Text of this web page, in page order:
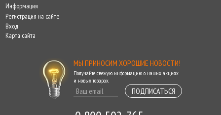
Информация
Регистрация на сайте
Вход
Карта сайта
МЫ ПРИНОСИМ ХОРОШИЕ НОВОСТИ!
Получайте свежую информацию о наших акциях
и новых товарах.
ПОДПИСАТЬСЯ